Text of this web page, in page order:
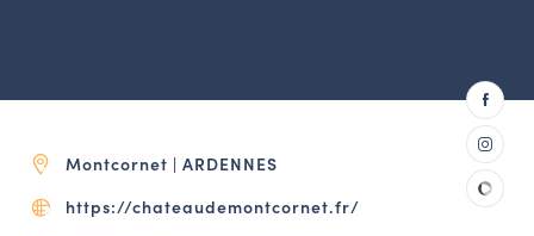
PORTAIL CULTURE
Service Inventaire et Patrimoines de la Région Grand Est
Montcornet | ARDENNES
https://chateaudemontcornet.fr/